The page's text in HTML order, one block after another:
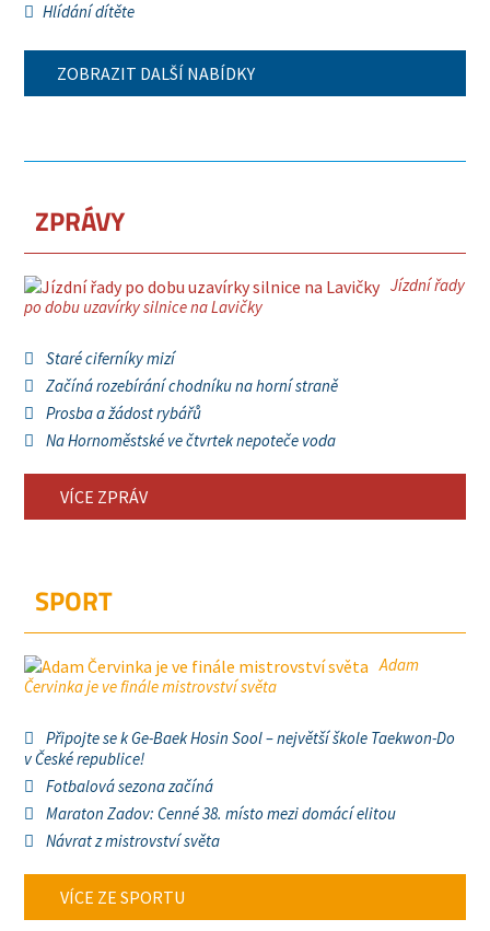
Hlídání dítěte
ZOBRAZIT DALŠÍ NABÍDKY
ZPRÁVY
Jízdní řady
po dobu uzavírky silnice na Lavičky
Staré ciferníky mizí
Začíná rozebírání chodníku na horní straně
Prosba a žádost rybářů
Na Hornoměstské ve čtvrtek nepoteče voda
VÍCE ZPRÁV
SPORT
Adam
Červinka je ve finále mistrovství světa
Připojte se k Ge-Baek Hosin Sool – největší škole Taekwon-Do
v České republice!
Fotbalová sezona začíná
Maraton Zadov: Cenné 38. místo mezi domácí elitou
Návrat z mistrovství světa
VÍCE ZE SPORTU